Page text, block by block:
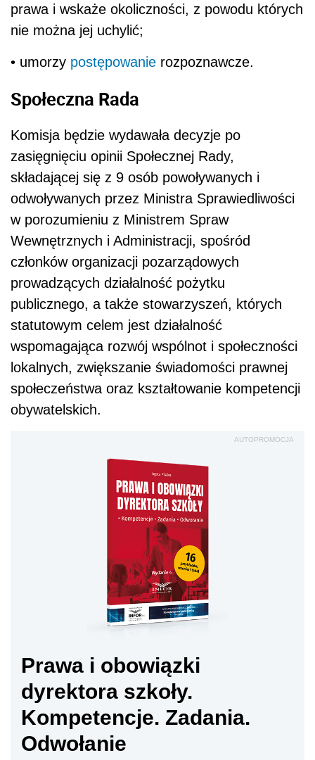
prawa i wskaże okoliczności, z powodu których
nie można jej uchylić;
• umorzy postępowanie rozpoznawcze.
Społeczna Rada
Komisja będzie wydawała decyzje po
zasięgnięciu opinii Społecznej Rady,
składającej się z 9 osób powoływanych i
odwoływanych przez Ministra Sprawiedliwości
w porozumieniu z Ministrem Spraw
Wewnętrznych i Administracji, spośród
członków organizacji pozarządowych
prowadzących działalność pożytku
publicznego, a także stowarzyszeń, których
statutowym celem jest działalność
wspomagająca rozwój wspólnot i społeczności
lokalnych, zwiększanie świadomości prawnej
społeczeństwa oraz kształtowanie kompetencji
obywatelskich.
AUTOPROMOCJA
Prawa i obowiązki
dyrektora szkoły.
Kompetencje. Zadania.
Odwołanie